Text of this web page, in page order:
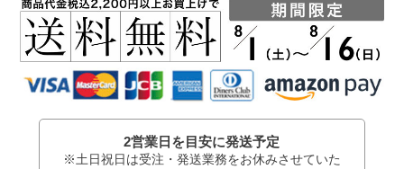
2営業日を目安に発送予定
※土日祝日は受注・発送業務をお休みさせていた